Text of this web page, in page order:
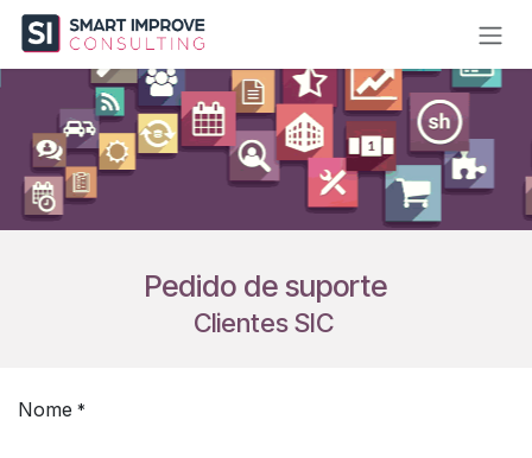
Skip to Content
Pedido de suporte
Clientes SIC
Nome *